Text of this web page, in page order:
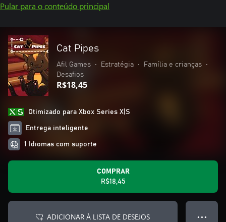
Pular para o conteúdo principal
Cat Pipes
Afil Games • Estratégia • Família e crianças
•
Desafios
R$18,45
Otimizado para Xbox Series X|S
Entrega inteligente
1 Idiomas com suporte
COMPRAR
R$18,45
ADICIONAR À LISTA DE DESEJOS ● ● ●